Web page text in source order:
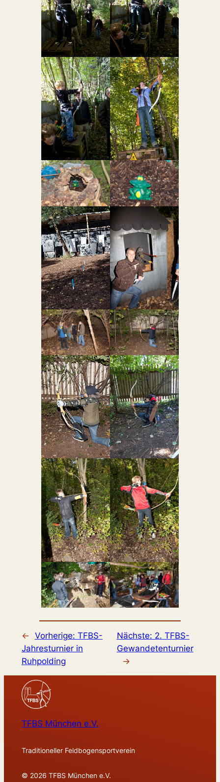
← Vorherige: TFBS-
Jahresturnier in
Ruhpolding
Nächste: 2. TFBS-
Gewandetenturnier
→
TFBS München e.V.
Traditioneller Feldbogensportverein
© 2026 TFBS München e.V.